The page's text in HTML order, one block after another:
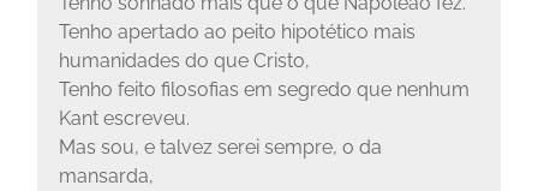
Tenho apertado ao peito hipotético mais
humanidades do que Cristo,
Tenho feito filosofias em segredo que nenhum
Kant escreveu.
Mas sou, e talvez serei sempre, o da
mansarda,